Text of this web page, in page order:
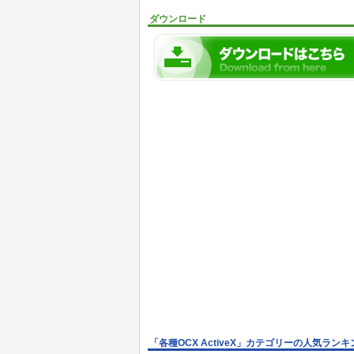
ダウンロード
「各種OCX ActiveX」カテゴリーの人気ランキ